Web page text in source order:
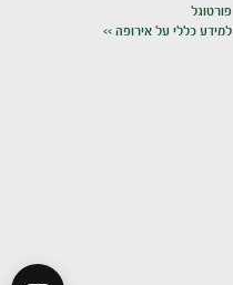
פורטוגל
למידע כללי על אירופה >>